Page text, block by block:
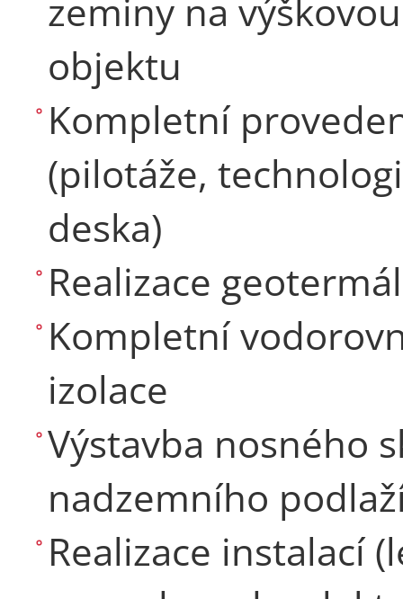
zeminy na
objektu
Kompletní
(pilotáže,
deska)
Realizace
Kompletní
izolace
Výstavba nosného
nadzemního
Realizace instalací